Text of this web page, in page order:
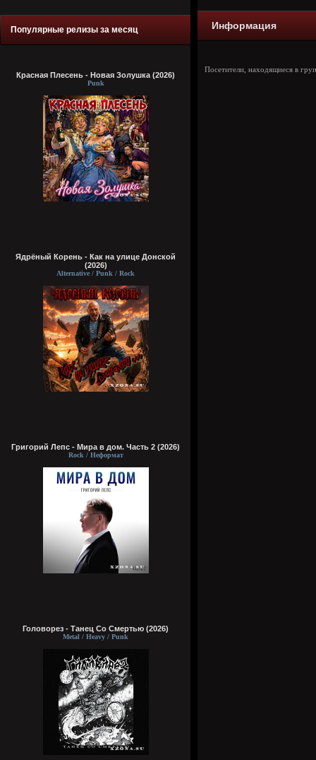
Популярные релизы за месяц
Красная Плесень - Новая Золушка (2026)
Punk
Ядрёный Корень - Как на улице Донской
(2026)
Alternative / Punk / Rock
Григорий Лепс - Мира в дом. Часть 2 (2026)
Rock / Неформат
Головорез - Tанец Со Смертью (2026)
Metal / Heavy / Punk
Информация
Посетители, находящиеся в